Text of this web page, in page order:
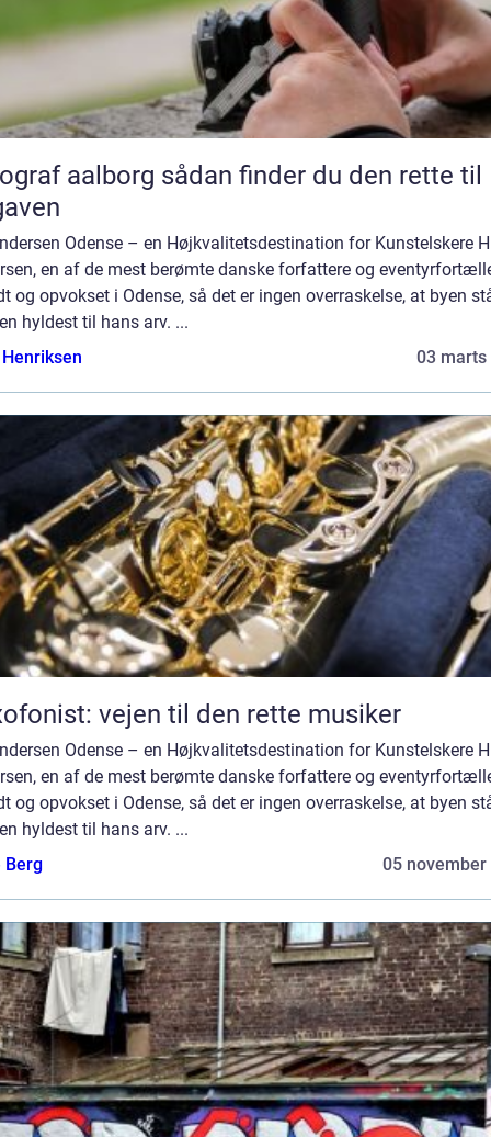
sådan finder du den rette til
Odense – en Højkvalitetsdestination for Kunstelskere
en af de mest berømte danske forfattere og
og opvokset i Odense, så det er ingen overraskelse, at byen
hyldest til hans arv. ...
03 marts
vejen til den rette musiker
Odense – en Højkvalitetsdestination for Kunstelskere
en af de mest berømte danske forfattere og
og opvokset i Odense, så det er ingen overraskelse, at byen
hyldest til hans arv. ...
Berg
05 november